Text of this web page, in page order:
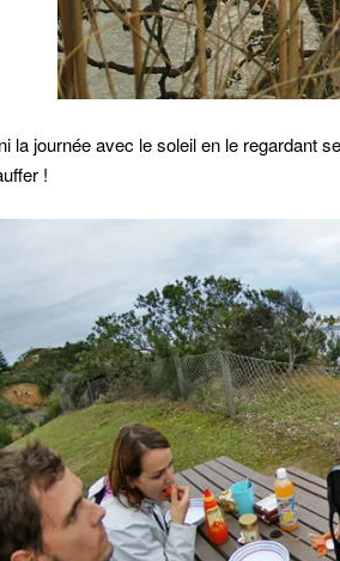
la journée avec le soleil en le regardant
!